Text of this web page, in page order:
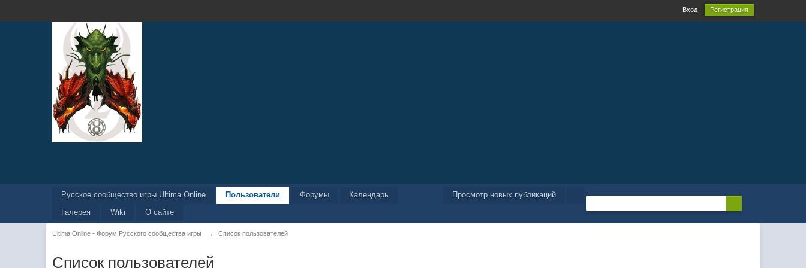
Вход Регистрация
Просмотр новых публикаций
Русское сообщество игры Ultima Online Пользователи Форумы
Календарь
Галерея
Wiki О сайте
Ultima Online - Форум Русского сообщества игры → Список пользователей
Список пользователей